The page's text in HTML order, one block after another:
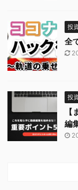
投
全
投
編